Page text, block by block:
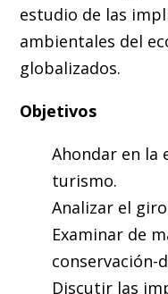
estudio de las
ambientales del
globalizados.
Objetivos
Ahondar en la
turismo.
Analizar el
Examinar de
conservación-
Discutir las